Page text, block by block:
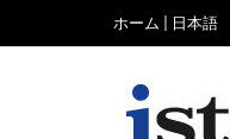
ホーム | 日本語